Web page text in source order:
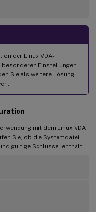
der Linux VDA-
besonderen Einstellungen
Sie als weitere Lösung
mit dem Linux VDA
Sie, ob die Systemdatei
gültige Schlüssel enthält: